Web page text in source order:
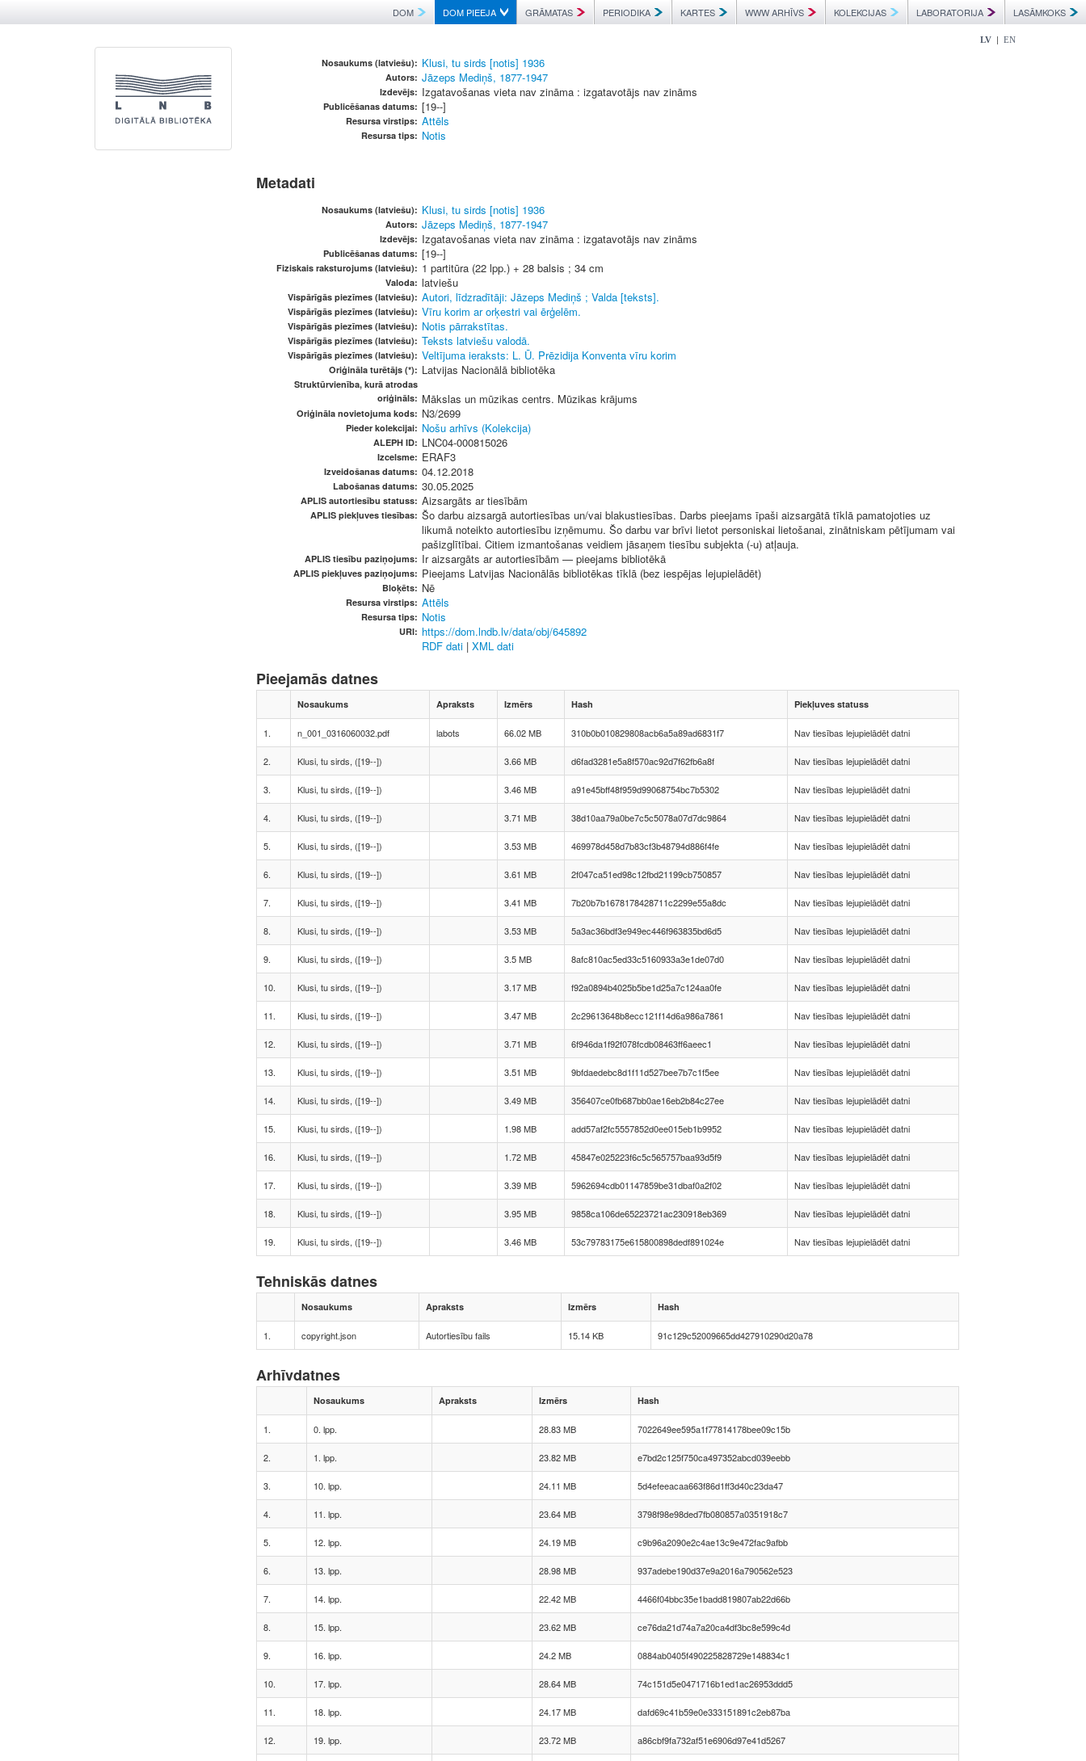
DOM DOM PIEEJA GRĀMATAS PERIODIKA KARTES WWW ARHĪVS KOLEKCIJAS LABORATORIJA LASĀMKOKS
LV | EN
Nosaukums (latviešu): Klusi, tu sirds [notis] 1936
Autors: Jāzeps Mediņš, 1877-1947
Izdevējs: Izgatavošanas vieta nav zināma : izgatavotājs nav zināms
Publicēšanas datums: [19--]
Resursa virstips: Attēls
Resursa tips: Notis
Metadati
Nosaukums (latviešu): Klusi, tu sirds [notis] 1936
Autors: Jāzeps Mediņš, 1877-1947
Izdevējs: Izgatavošanas vieta nav zināma : izgatavotājs nav zināms
Publicēšanas datums: [19--]
Fiziskais raksturojums (latviešu): 1 partitūra (22 lpp.) + 28 balsis ; 34 cm
Valoda: latviešu
Vispārīgās piezīmes (latviešu): Autori, līdzradītāji: Jāzeps Mediņš ; Valda [teksts].
Vispārīgās piezīmes (latviešu): Vīru korim ar orķestri vai ērģelēm.
Vispārīgās piezīmes (latviešu): Notis pārrakstītas.
Vispārīgās piezīmes (latviešu): Teksts latviešu valodā.
Vispārīgās piezīmes (latviešu): Veltījuma ieraksts: L. Ū. Prēzidija Konventa vīru korim
Oriģināla turētājs (*): Latvijas Nacionālā bibliotēka
Struktūrvienība, kurā atrodas
oriģināls: Mākslas un mūzikas centrs. Mūzikas krājums
Oriģināla novietojuma kods: N3/2699
Pieder kolekcijai: Nošu arhīvs (Kolekcija)
ALEPH ID: LNC04-000815026
Izcelsme: ERAF3
Izveidošanas datums: 04.12.2018
Labošanas datums: 30.05.2025
APLIS autortiesību statuss: Aizsargāts ar tiesībām
APLIS piekļuves tiesības: Šo darbu aizsargā autortiesības un/vai blakustiesības. Darbs pieejams īpaši aizsargātā tīklā pamatojoties uz
likumā noteikto autortiesību izņēmumu. Šo darbu var brīvi lietot personiskai lietošanai, zinātniskam pētījumam vai
pašizglītībai. Citiem izmantošanas veidiem jāsaņem tiesību subjekta (-u) atļauja.
APLIS tiesību paziņojums: Ir aizsargāts ar autortiesībām — pieejams bibliotēkā
APLIS piekļuves paziņojums: Pieejams Latvijas Nacionālās bibliotēkas tīklā (bez iespējas lejupielādēt)
Bloķēts: Nē
Resursa virstips: Attēls
Resursa tips: Notis
URI: https://dom.lndb.lv/data/obj/645892
RDF dati | XML dati
Pieejamās datnes
Nosaukums Apraksts Izmērs Hash Piekļuves statuss
1. n_001_0316060032.pdf labots 66.02 MB 310b0b010829808acb6a5a89ad6831f7 Nav tiesības lejupielādēt datni
2. Klusi, tu sirds, ([19--]) 3.66 MB d6fad3281e5a8f570ac92d7f62fb6a8f Nav tiesības lejupielādēt datni
3. Klusi, tu sirds, ([19--]) 3.46 MB a91e45bff48f959d99068754bc7b5302 Nav tiesības lejupielādēt datni
4. Klusi, tu sirds, ([19--]) 3.71 MB 38d10aa79a0be7c5c5078a07d7dc9864 Nav tiesības lejupielādēt datni
5. Klusi, tu sirds, ([19--]) 3.53 MB 469978d458d7b83cf3b48794d886f4fe Nav tiesības lejupielādēt datni
6. Klusi, tu sirds, ([19--]) 3.61 MB 2f047ca51ed98c12fbd21199cb750857 Nav tiesības lejupielādēt datni
7. Klusi, tu sirds, ([19--]) 3.41 MB 7b20b7b1678178428711c2299e55a8dc Nav tiesības lejupielādēt datni
8. Klusi, tu sirds, ([19--]) 3.53 MB 5a3ac36bdf3e949ec446f963835bd6d5 Nav tiesības lejupielādēt datni
9. Klusi, tu sirds, ([19--]) 3.5 MB 8afc810ac5ed33c5160933a3e1de07d0 Nav tiesības lejupielādēt datni
10. Klusi, tu sirds, ([19--]) 3.17 MB f92a0894b4025b5be1d25a7c124aa0fe Nav tiesības lejupielādēt datni
11. Klusi, tu sirds, ([19--]) 3.47 MB 2c29613648b8ecc121f14d6a986a7861 Nav tiesības lejupielādēt datni
12. Klusi, tu sirds, ([19--]) 3.71 MB 6f946da1f92f078fcdb08463ff6aeec1 Nav tiesības lejupielādēt datni
13. Klusi, tu sirds, ([19--]) 3.51 MB 9bfdaedebc8d1f11d527bee7b7c1f5ee Nav tiesības lejupielādēt datni
14. Klusi, tu sirds, ([19--]) 3.49 MB 356407ce0fb687bb0ae16eb2b84c27ee Nav tiesības lejupielādēt datni
15. Klusi, tu sirds, ([19--]) 1.98 MB add57af2fc5557852d0ee015eb1b9952 Nav tiesības lejupielādēt datni
16. Klusi, tu sirds, ([19--]) 1.72 MB 45847e025223f6c5c565757baa93d5f9 Nav tiesības lejupielādēt datni
17. Klusi, tu sirds, ([19--]) 3.39 MB 5962694cdb01147859be31dbaf0a2f02 Nav tiesības lejupielādēt datni
18. Klusi, tu sirds, ([19--]) 3.95 MB 9858ca106de65223721ac230918eb369 Nav tiesības lejupielādēt datni
19. Klusi, tu sirds, ([19--]) 3.46 MB 53c79783175e615800898dedf891024e Nav tiesības lejupielādēt datni
Tehniskās datnes
Nosaukums Apraksts Izmērs Hash
1. copyright.json Autortiesību fails 15.14 KB 91c129c52009665dd427910290d20a78
Arhīvdatnes
Nosaukums Apraksts Izmērs Hash
1. 0. lpp. 28.83 MB 7022649ee595a1f77814178bee09c15b
2. 1. lpp. 23.82 MB e7bd2c125f750ca497352abcd039eebb
3. 10. lpp. 24.11 MB 5d4efeeacaa663f86d1ff3d40c23da47
4. 11. lpp. 23.64 MB 3798f98e98ded7fb080857a0351918c7
5. 12. lpp. 24.19 MB c9b96a2090e2c4ae13c9e472fac9afbb
6. 13. lpp. 28.98 MB 937adebe190d37e9a2016a790562e523
7. 14. lpp. 22.42 MB 4466f04bbc35e1badd819807ab22d66b
8. 15. lpp. 23.62 MB ce76da21d74a7a20ca4df3bc8e599c4d
9. 16. lpp. 24.2 MB 0884ab0405f490225828729e148834c1
10. 17. lpp. 28.64 MB 74c151d5e0471716b1ed1ac26953ddd5
11. 18. lpp. 24.17 MB dafd69c41b59e0e333151891c2eb87ba
12. 19. lpp. 23.72 MB a86cbf9fa732af51e6906d97e41d5267